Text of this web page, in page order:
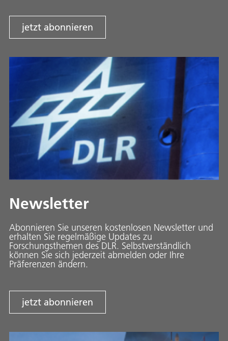
jetzt abonnieren
Newsletter
Abonnieren Sie unseren kostenlosen Newsletter und
erhalten Sie regelmäßige Updates zu
Forschungsthemen des DLR. Selbstverständlich
können Sie sich jederzeit abmelden oder Ihre
Präferenzen ändern.
jetzt abonnieren